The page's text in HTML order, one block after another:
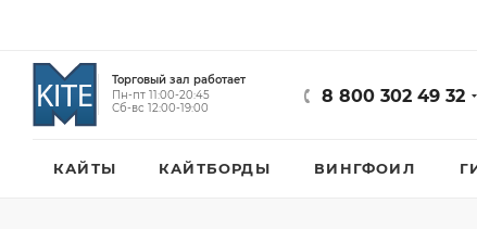
Торговый зал работает
Пн-пт 11:00-20:45
Сб-вс 12:00-19:00
8 800 302 49 32
КАЙТЫ КАЙТБОРДЫ ВИНГФОИЛ